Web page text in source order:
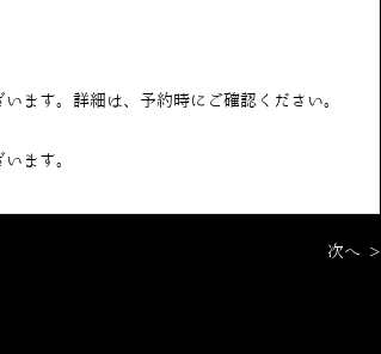
ます。詳細は、予約時にご確認ください。
ます。
次へ >